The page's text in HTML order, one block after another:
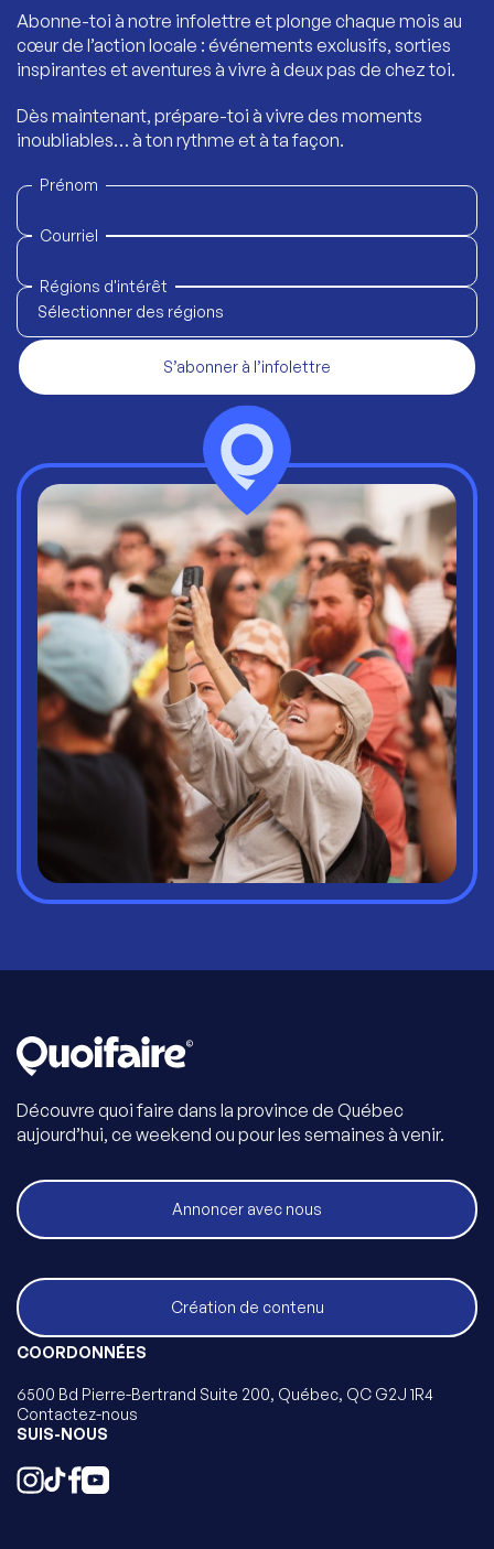
Abonne-toi à notre infolettre et plonge chaque mois au
cœur de l’action locale : événements exclusifs, sorties
inspirantes et aventures à vivre à deux pas de chez toi.
Dès maintenant, prépare-toi à vivre des moments
inoubliables… à ton rythme et à ta façon.
Prénom
Courriel
Régions d'intérêt
Sélectionner des régions
S’abonner à l’infolettre
Découvre quoi faire dans la province de Québec
aujourd’hui, ce weekend ou pour les semaines à venir.
Annoncer avec nous
Création de contenu
COORDONNÉES
6500 Bd Pierre-Bertrand Suite 200, Québec, QC G2J 1R4
Contactez-nous
SUIS-NOUS